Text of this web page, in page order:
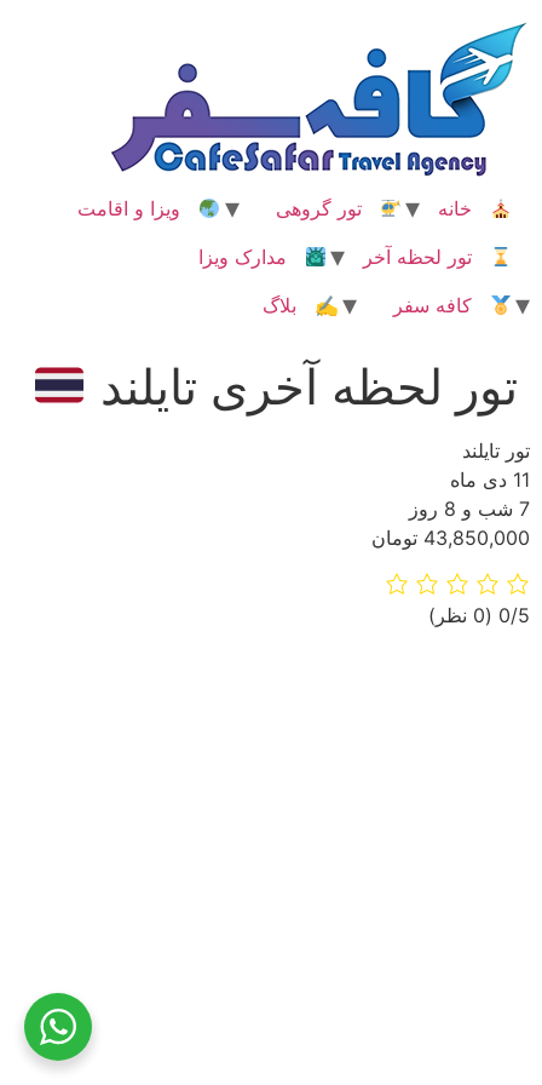
محتوا
خانه تور گروهی
ویزا و اقامت
تور لحظه آخر
مدارک ویزا
کافه سفر
✍ بلاگ
تور لحظه آخری تایلند
تور تایلند
11 دی ماه
7 شب و 8 روز
43,850,000 تومان
‫0/5 ‫(0 نظر)